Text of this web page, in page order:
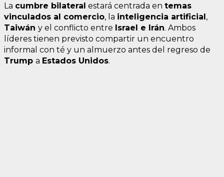
La cumbre bilateral estará centrada en temas
vinculados al comercio, la inteligencia artificial,
Taiwán y el conflicto entre Israel e Irán. Ambos
líderes tienen previsto compartir un encuentro
informal con té y un almuerzo antes del regreso de
Trump a Estados Unidos.